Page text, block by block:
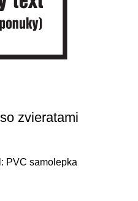
zvieratami
PVC samolepka